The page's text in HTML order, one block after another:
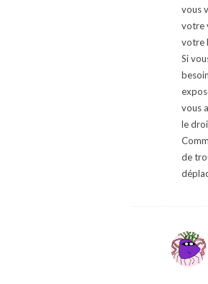
vous
votre
votre
Si
vous
le
de